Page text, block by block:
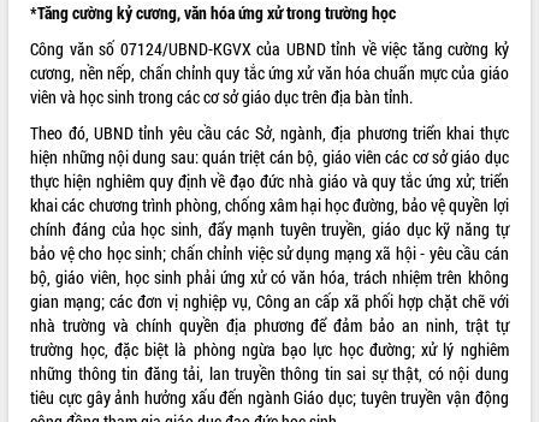
Loading the player...
Khám bệnh, cấp phát thuốc miễn phí
và tặng quà người dân xã Cư Pui
Hội nghị UBND tỉnh Đắk Lắk thường kỳ
tháng 7/2026
Lễ truy tặng danh hiệu “Bà Mẹ Việt
Nam Anh hùng” và trao Huân chương
Lao động
UBND tỉnh Đắk Lắk triển khai nhiệm
vụ 6 tháng cuối năm 2026
Kỳ họp thứ Hai, Hội đồng nhân dân
tỉnh khóa XI quyết nghị nhiều nội dung
quan trọng
Bí thư Tỉnh ủy Lương Nguyễn Minh
Triết thăm, tặng quà người có công với
ALBUM ẢNH
*Tăng cường kỷ cương, văn hóa ứng xử trong trường học
Công văn số 07124/UBND-KGVX của UBND tỉnh về việc tăng cường kỷ
cương, nền nếp, chấn chỉnh quy tắc ứng xử văn hóa chuẩn mực của giáo
viên và học sinh trong các cơ sở giáo dục trên địa bàn tỉnh.
Theo đó, UBND tỉnh yêu cầu các Sở, ngành, địa phương triển khai thực
hiện những nội dung sau: quán triệt cán bộ, giáo viên các cơ sở giáo dục
thực hiện nghiêm quy định về đạo đức nhà giáo và quy tắc ứng xử; triển
khai các chương trình phòng, chống xâm hại học đường, bảo vệ quyền lợi
chính đáng của học sinh, đẩy mạnh tuyên truyền, giáo dục kỹ năng tự
bảo vệ cho học sinh; chấn chỉnh việc sử dụng mạng xã hội - yêu cầu cán
bộ, giáo viên, học sinh phải ứng xử có văn hóa, trách nhiệm trên không
gian mạng; các đơn vị nghiệp vụ, Công an cấp xã phối hợp chặt chẽ với
nhà trường và chính quyền địa phương để đảm bảo an ninh, trật tự
trường học, đặc biệt là phòng ngừa bạo lực học đường; xử lý nghiêm
những thông tin đăng tải, lan truyền thông tin sai sự thật, có nội dung
tiêu cực gây ảnh hưởng xấu đến ngành Giáo dục; tuyên truyền vận động